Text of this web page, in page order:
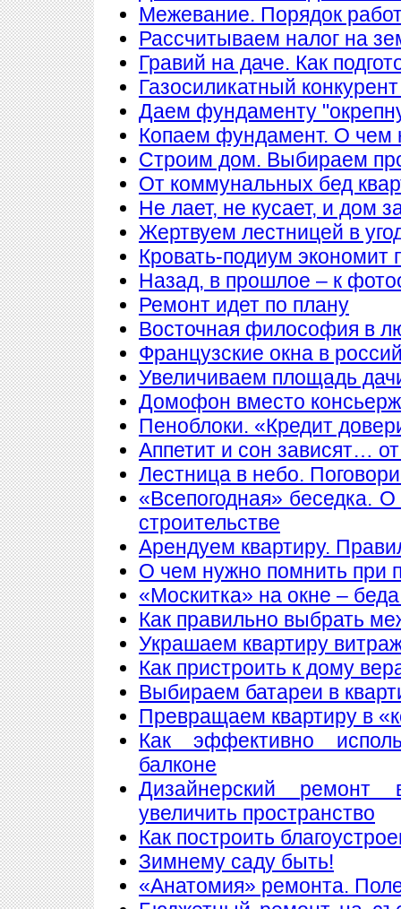
Межевание. Порядок
Рассчитываем налог на
Гравий на даче. Как
Газосиликатный
Даем фундаменту
Копаем фундамент. О чем
Строим дом. Выбираем
От коммунальных бед
Не лает, не кусает, и дом
Жертвуем лестницей в
Кровать-подиум экономит
Назад, в прошлое – к
Ремонт идет по плану
Восточная философия в
Французские окна в
Увеличиваем площадь
Домофон вместо
Пеноблоки. «Кредит
Аппетит и сон зависят…
Лестница в небо.
«Всепогодная» беседка.
строительстве
Арендуем квартиру.
О чем нужно помнить при
«Москитка» на окне –
Как правильно выбрать
Украшаем квартиру
Как пристроить к дому
Выбираем батареи в
Превращаем квартиру в
Как эффективно
балконе
Дизайнерский
увеличить пространство
Как построить
Зимнему саду быть!
«Анатомия» ремонта.